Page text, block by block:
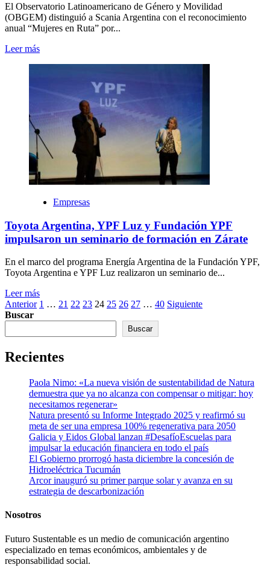
El Observatorio Latinoamericano de Género y Movilidad
(OBGEM) distinguió a Scania Argentina con el reconocimiento
anual “Mujeres en Ruta” por...
Leer más
Empresas
Toyota Argentina, YPF Luz y Fundación YPF
impulsaron un seminario de formación en Zárate
En el marco del programa Energía Argentina de la Fundación YPF,
Toyota Argentina e YPF Luz realizaron un seminario de...
Leer más
Paginación
de
entradas
Anterior 1 … 21 22 23 24 25 26 27 … 40 Siguiente
Buscar
Buscar
Recientes
Paola Nimo: «La nueva visión de sustentabilidad de Natura
demuestra que ya no alcanza con compensar o mitigar: hoy
necesitamos regenerar»
Natura presentó su Informe Integrado 2025 y reafirmó su
meta de ser una empresa 100% regenerativa para 2050
Galicia y Eidos Global lanzan #DesafíoEscuelas para
impulsar la educación financiera en todo el país
El Gobierno prorrogó hasta diciembre la concesión de
Hidroeléctrica Tucumán
Arcor inauguró su primer parque solar y avanza en su
estrategia de descarbonización
Nosotros
Futuro Sustentable es un medio de comunicación argentino
especializado en temas económicos, ambientales y de
responsabilidad social.